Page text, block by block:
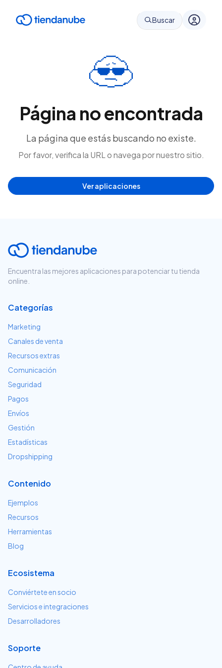
Buscar
Página no encontrada
La página que estás buscando no existe.
Por favor, verifica la URL o navega por nuestro sitio.
Ver aplicaciones
Encuentra las mejores aplicaciones para potenciar tu tienda
online.
Categorías
Marketing
Canales de venta
Recursos extras
Comunicación
Seguridad
Pagos
Envíos
Gestión
Estadísticas
Dropshipping
Contenido
Ejemplos
Recursos
Herramientas
Blog
Ecosistema
Conviértete en socio
Servicios e integraciones
Desarrolladores
Soporte